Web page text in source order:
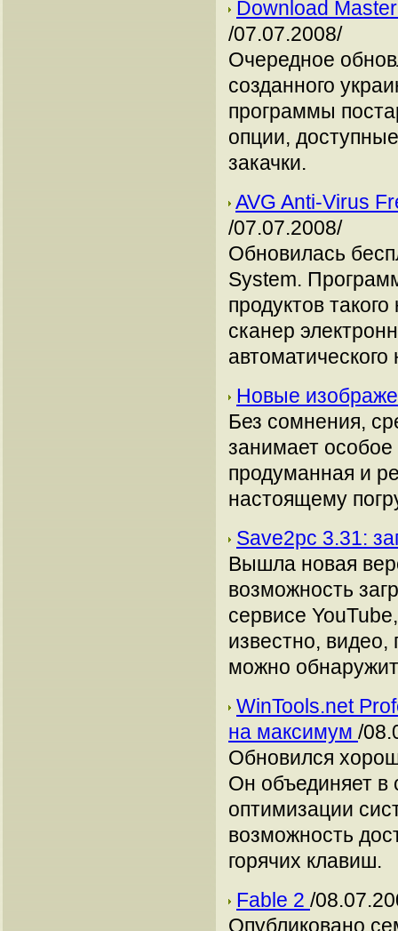
Download
/07.07.2008/
Очередное
созданного
программы
опции,
закачки.
AVG Anti-Virus
/07.07.2008/
Обновилась
System.
продуктов
сканер
Новые
Без сомнения,
занимает
продуманная и
настоящему
Save2pc 3.31:
Вышла новая
возможность
сервисе
известно,
можно
WinTools.net
на максимум /
Обновился
Он объединяет
оптимизации
возможность
горячих клавиш.
Fable 2 /
Опубликовано